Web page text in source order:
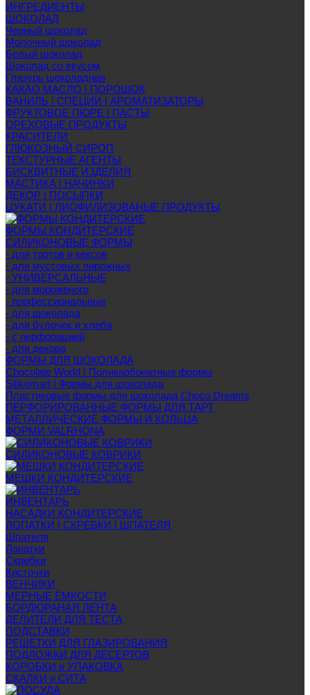
ИНГРЕДИЕНТЫ
ШОКОЛАД
Черный шоколад
Молочный шоколад
Белый шоколад
Шоколад со вкусом
Глазурь шоколадная
КАКАО МАСЛО | ПОРОШОК
ВАНИЛЬ | СПЕЦИИ | АРОМАТИЗАТОРЫ
ФРУКТОВОЕ ПЮРЕ | ПАСТЫ
ОРЕХОВЫЕ ПРОДУКТЫ
КРАСИТЕЛИ
ГЛЮКОЗНЫЙ СИРОП
ТЕКСТУРНЫЕ АГЕНТЫ
БИСКВИТНЫЕ ИЗДЕЛИЯ
МАСТИКА | НАЧИНКИ
ДЕКОР | ПОСЫПКИ
ЦУКАТИ | ЛИОФИЛИЗОВАНЫЕ ПРОДУКТЫ
ФОРМЫ КОНДИТЕРСКИЕ
СИЛИКОНОВЫЕ ФОРМЫ
- для тортов и кексов
- для муссовых пирожных
- УНИВЕРСАЛЬНЫЕ
- для мороженого
- профессиональные
- для шоколада
- для булочек и хлеба
- с перфорацией
- для декора
ФОРМЫ ДЛЯ ШОКОЛАДА
Chocolate World | Поликарбонатные формы
Silikomart | Формы для шоколада
Пластиковые формы для шоколада Choco Dreams
ПЕРФОРИРОВАННЫЕ ФОРМЫ ДЛЯ ТАРТ
МЕТАЛЛИЧЕСКИЕ ФОРМЫ И КОЛЬЦА
ФОРМИ VALRHONA
СИЛИКОНОВЫЕ КОВРИКИ
МЕШКИ КОНДИТЕРСКИЕ
ИНВЕНТАРЬ
НАСАДКИ КОНДИТЕРСКИЕ
ЛОПАТКИ | СКРЕБКИ | ШПАТЕЛЯ
Шпателя
Лопатки
Скребки
Кисточки
ВЕНЧИКИ
МЕРНЫЕ ЁМКОСТИ
БОРДЮРАНАЯ ЛЕНТА
ДЕЛИТЕЛИ ДЛЯ ТЕСТА
ПОДСТАВКИ
РЕШЕТКИ ДЛЯ ГЛАЗИРОВАНИЯ
ПОДЛОЖКИ ДЛЯ ДЕСЕРТОВ
КОРОБКИ и УПАКОВКА
СКАЛКИ и СИТА